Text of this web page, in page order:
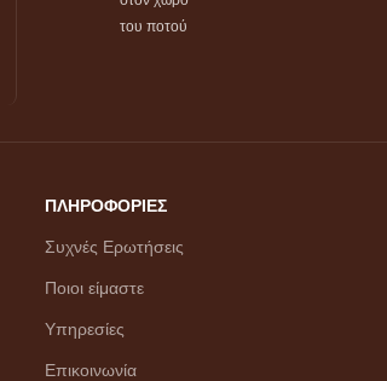
του ποτού
ΠΛΗΡΟΦΟΡΙΕΣ
Συχνές Ερωτήσεις
Ποιοι είμαστε
Υπηρεσίες
Επικοινωνία